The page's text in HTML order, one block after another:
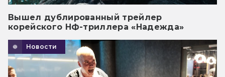
Вышел дублированный трейлер
корейского НФ-триллера «Надежда»
Новости